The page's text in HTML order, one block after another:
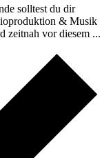
solltest du dir
& Musik
zeitnah vor diesem ...